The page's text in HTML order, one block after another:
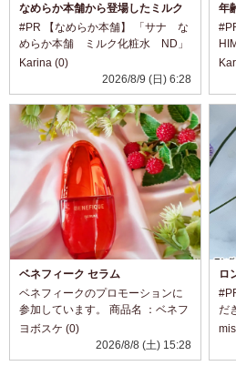
なめらか本舗から登場したミルク
化粧水
#PR 【なめらか本舗】 「サナ な
めらか本舗 ミルク化粧水 ND」
@nameraka_honpo 豆乳イソフラ
ボンでおなじみの、 なめらか本舗
から登場したミルク化粧水。 化粧
水のみずみずしさと、 乳液のよ
う...
Karina (0)
2026/8/9 (日) 6:28
年
ブ
テ
ベネフィーク セラム
ベネフィークのプロモーションに
参加しています。 商品名 ：ベネフ
ィーク セラム 透明ジェルと赤い粒
から成っているセラム。 キレイな
色味です。 のびがよく、なめらか
ヨボスケ (0)
2026/8/8 (土) 15:28
ロ
ー
だ
２